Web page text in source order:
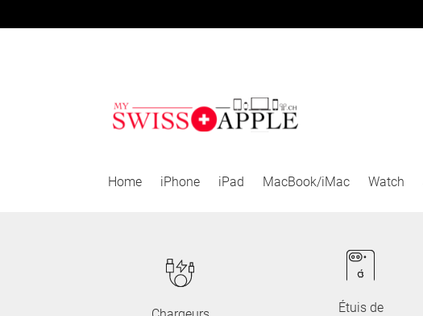
Aller
à
Aller
au
Home iPhone iPad MacBook/iMac Watch
Étuis de